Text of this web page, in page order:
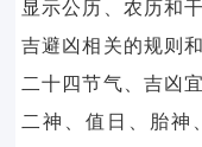
显示公历、农历和
吉避凶相关的规则
二十四节气、吉凶
二神、值日、胎神